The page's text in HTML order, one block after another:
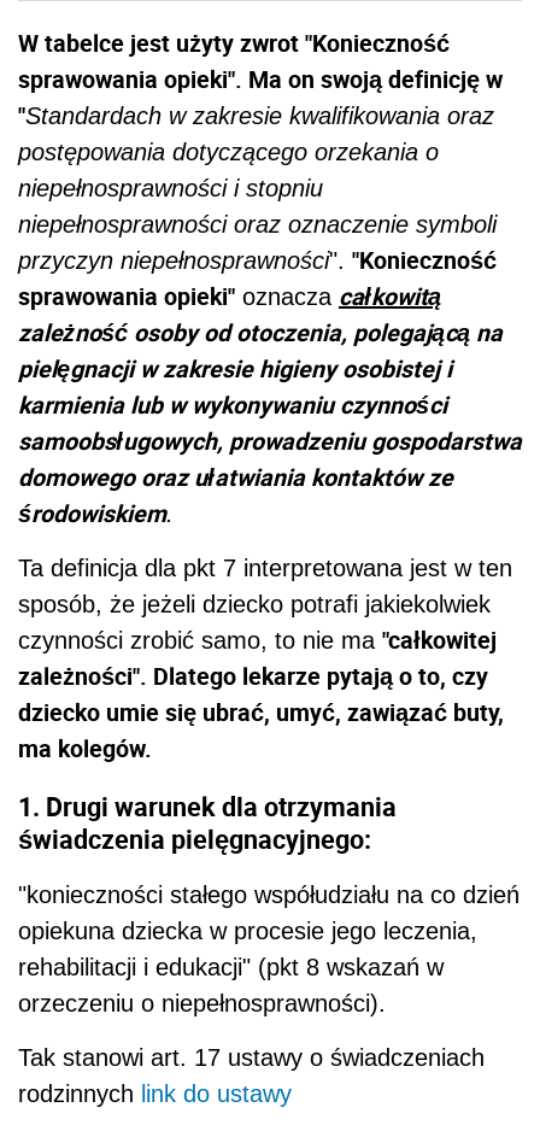
W tabelce jest użyty zwrot "Konieczność
sprawowania opieki". Ma on swoją definicję w
"Standardach w zakresie kwalifikowania oraz
postępowania dotyczącego orzekania o
niepełnosprawności i stopniu
niepełnosprawności oraz oznaczenie symboli
przyczyn niepełnosprawności". "Konieczność
sprawowania opieki" oznacza całkowitą
zależność osoby od otoczenia, polegającą na
pielęgnacji w zakresie higieny osobistej i
karmienia lub w wykonywaniu czynności
samoobsługowych, prowadzeniu gospodarstwa
domowego oraz ułatwiania kontaktów ze
środowiskiem.
Ta definicja dla pkt 7 interpretowana jest w ten
sposób, że jeżeli dziecko potrafi jakiekolwiek
czynności zrobić samo, to nie ma "całkowitej
zależności". Dlatego lekarze pytają o to, czy
dziecko umie się ubrać, umyć, zawiązać buty,
ma kolegów.
1. Drugi warunek dla otrzymania
świadczenia pielęgnacyjnego:
"konieczności stałego współudziału na co dzień
opiekuna dziecka w procesie jego leczenia,
rehabilitacji i edukacji" (pkt 8 wskazań w
orzeczeniu o niepełnosprawności).
Tak stanowi art. 17 ustawy o świadczeniach
rodzinnych link do ustawy